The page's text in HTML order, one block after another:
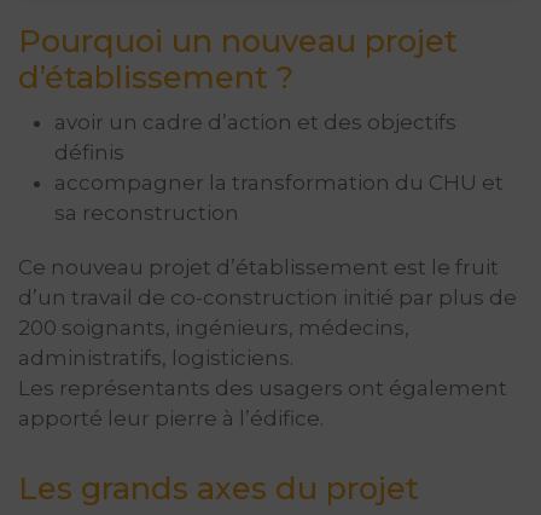
Pourquoi un nouveau projet
d’établissement ?
avoir un cadre d’action et des objectifs
définis
accompagner la transformation du CHU et
sa reconstruction
Ce nouveau projet d’établissement est le fruit
d’un travail de co-construction initié par plus de
200 soignants, ingénieurs, médecins,
administratifs, logisticiens.
Les représentants des usagers ont également
apporté leur pierre à l’édifice.
Les grands axes du projet